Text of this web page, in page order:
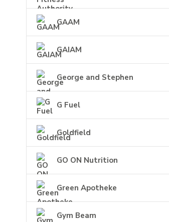
GAAM
GAIAM
George and Stephen
G Fuel
Goldfield
GO ON Nutrition
Green Apotheke
Gym Beam